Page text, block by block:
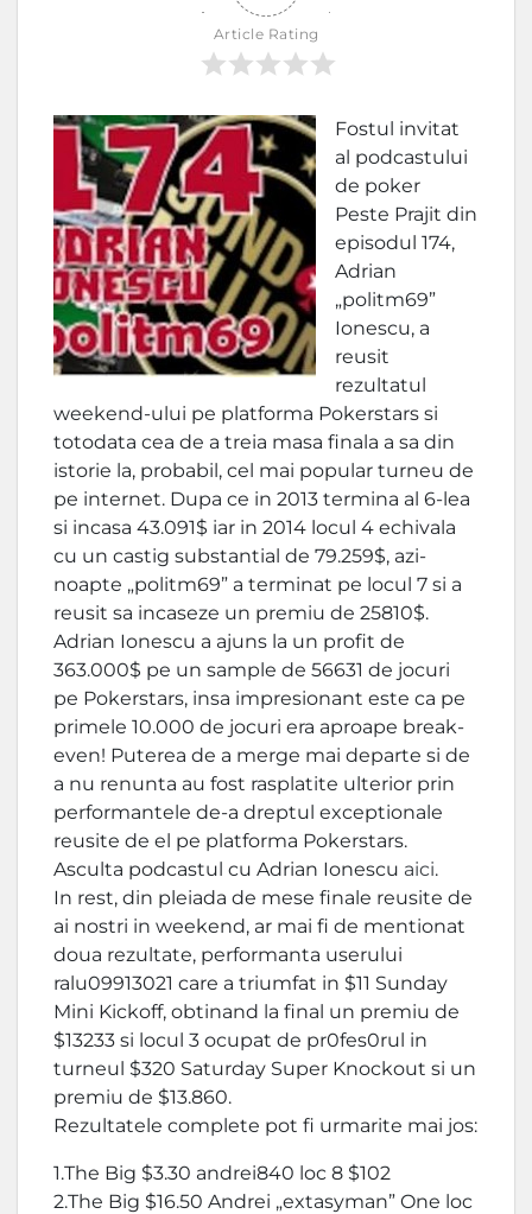
Article Rating
Fostul invitat
al podcastului
de poker
Peste Prajit din
episodul 174,
Adrian
„politm69”
Ionescu, a
reusit
rezultatul
weekend-ului pe platforma Pokerstars si
totodata cea de a treia masa finala a sa din
istorie la, probabil, cel mai popular turneu de
pe internet. Dupa ce in 2013 termina al 6-lea
si incasa 43.091$ iar in 2014 locul 4 echivala
cu un castig substantial de 79.259$, azi-
noapte „politm69” a terminat pe locul 7 si a
reusit sa incaseze un premiu de 25810$.
Adrian Ionescu a ajuns la un profit de
363.000$ pe un sample de 56631 de jocuri
pe Pokerstars, insa impresionant este ca pe
primele 10.000 de jocuri era aproape break-
even! Puterea de a merge mai departe si de
a nu renunta au fost rasplatite ulterior prin
performantele de-a dreptul exceptionale
reusite de el pe platforma Pokerstars.
Asculta podcastul cu Adrian Ionescu aici.
In rest, din pleiada de mese finale reusite de
ai nostri in weekend, ar mai fi de mentionat
doua rezultate, performanta userului
ralu09913021 care a triumfat in $11 Sunday
Mini Kickoff, obtinand la final un premiu de
$13233 si locul 3 ocupat de pr0fes0rul in
turneul $320 Saturday Super Knockout si un
premiu de $13.860.
Rezultatele complete pot fi urmarite mai jos:
1.The Big $3.30 andrei840 loc 8 $102
2.The Big $16.50 Andrei „extasyman” One loc